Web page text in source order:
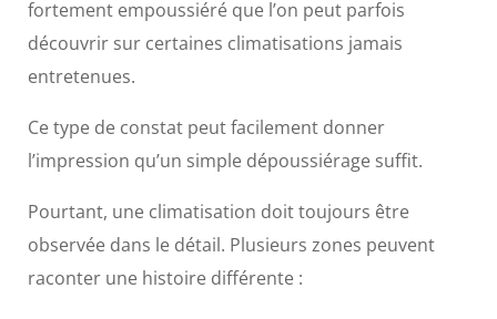
fortement empoussiéré que l’on peut parfois
découvrir sur certaines climatisations jamais
entretenues.
Ce type de constat peut facilement donner
l’impression qu’un simple dépoussiérage suffit.
Pourtant, une climatisation doit toujours être
observée dans le détail. Plusieurs zones peuvent
raconter une histoire différente :